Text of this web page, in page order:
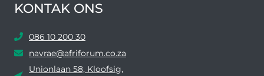
KONTAK ONS
086 10 200 30
navrae@afriforum.co.za
Unionlaan 58, Kloofsig,